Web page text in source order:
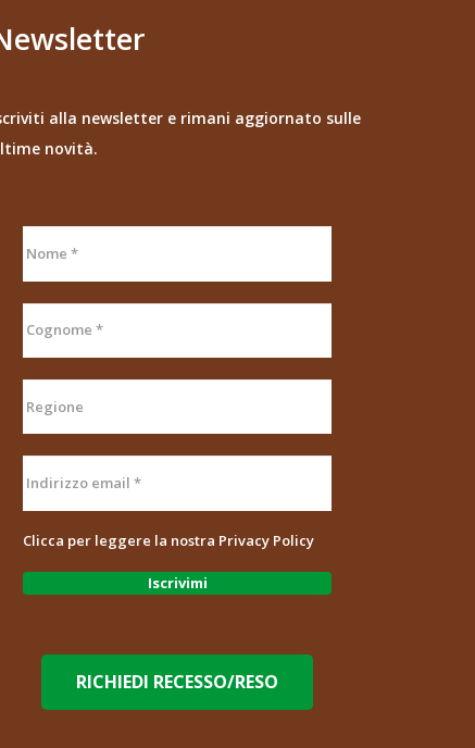
alla newsletter e rimani aggiornato sulle
novità.
Clicca per leggere la nostra Privacy Policy
RICHIEDI RECESSO/RESO